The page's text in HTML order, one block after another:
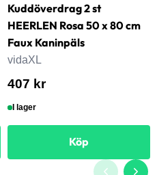
Kuddöverdrag 2 st
HEERLEN Rosa 50 x 80 cm
Faux Kaninpäls
vidaXL
407 kr
I lager
Köp